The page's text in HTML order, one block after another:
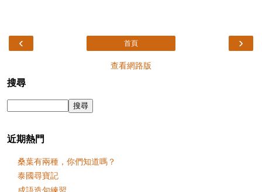
‹ ›
首頁
查看網路版
搜尋
近期熱門
桑葉有兩種，你們知道嗎？
泰國尋寶記
成語造句練習